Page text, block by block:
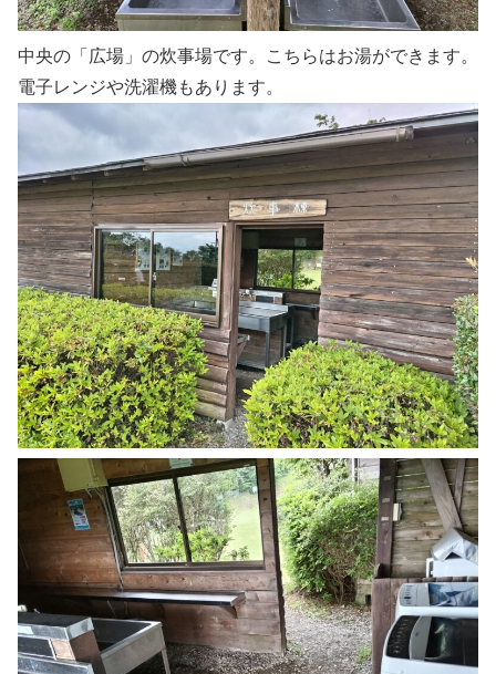
中央の「広場」の炊事場です。こちらはお湯ができます。
電子レンジや洗濯機もあります。